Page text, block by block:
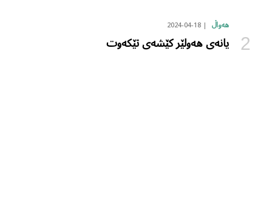
هەواڵ 2024-04-18
یانەی هەولێر کێشەی تێکەوت